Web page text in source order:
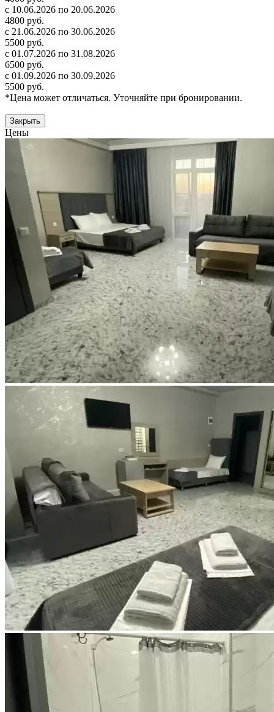
с 10.06.2026 по 20.06.2026
4800 руб.
с 21.06.2026 по 30.06.2026
5500 руб.
с 01.07.2026 по 31.08.2026
6500 руб.
с 01.09.2026 по 30.09.2026
5500 руб.
*Цена может отличаться. Уточняйте при бронировании.
Закрыть
Цены